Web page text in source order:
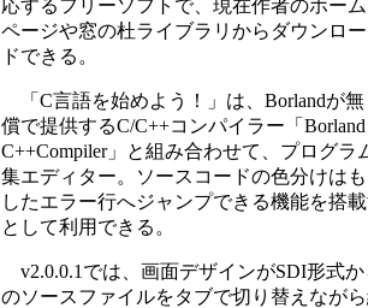
応するフリーソフトで、現在作者のホーム
ページや窓の杜ライブラリからダウンロー
ドできる。
「C言語を始めよう！」は、Borlandが無
償で提供するC/C++コンパイラー「Borland
C++Compiler」と組み合わせて、プログ
集エディター。ソースコードの色分けは
したエラー行へジャンプできる機能を搭
として利用できる。
v2.0.0.1では、画面デザインがSDI形式
のソースファイルをタブで切り替えなが